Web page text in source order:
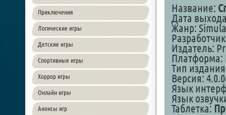
Приключения
Логические игры
Детские игры
Спортивные игры
Хоррор игры
Онлайн игры
Анонсы игр
Название:
Дата
Жанр:
Издатель:
Платформа:
Тип
Версия:
Язык
Язык
Таблетка: